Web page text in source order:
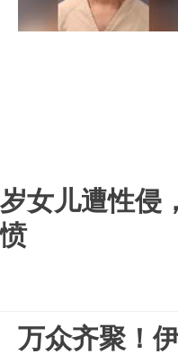
女儿遭性侵
万众齐聚！